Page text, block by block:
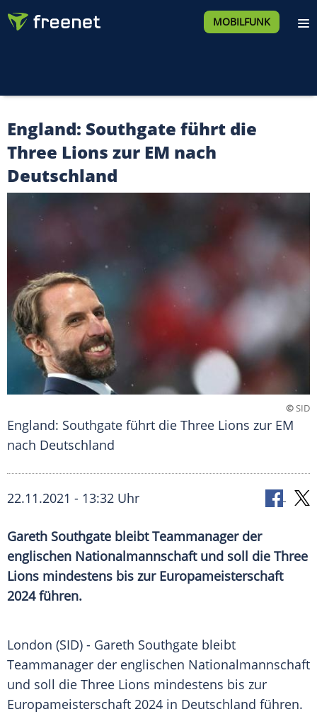
MOBILFUNK
England: Southgate führt die
Three Lions zur EM nach
Deutschland
©SID
England: Southgate führt die Three Lions zur EM
nach Deutschland
22.11.2021 - 13:32 Uhr
Gareth Southgate bleibt Teammanager der
englischen Nationalmannschaftund soll die Three
Lions mindestens bis zur Europameisterschaft
2024 führen.
London (SID) - Gareth Southgate bleibt
Teammanager der englischen Nationalmannschaft
und soll die Three Lions mindestens bis zur
Europameisterschaft 2024 in Deutschland führen.